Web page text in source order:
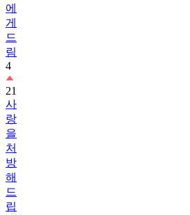
에
게
드
림
4
21
사
랑
을
처
방
해
드
립